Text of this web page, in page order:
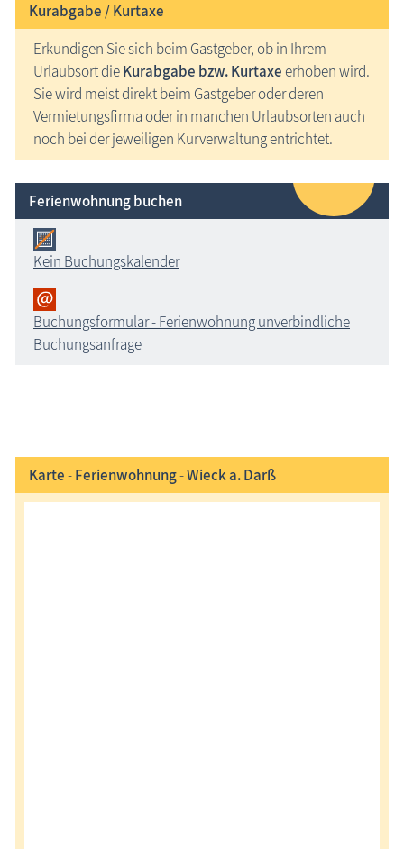
Kurabgabe / Kurtaxe
Erkundigen Sie sich beim Gastgeber, ob in Ihrem
Urlaubsort dieKurabgabe bzw. Kurtaxeerhoben wird.
Sie wird meist direkt beim Gastgeber oder deren
Vermietungsfirma oder in manchen Urlaubsorten auch
noch bei der jeweiligen Kurverwaltung entrichtet.
Ferienwohnung buchen
Kein Buchungskalender
Buchungsformular - Ferienwohnung unverbindliche
Buchungsanfrage
Karte-Ferienwohnung-Wieck a. Darß